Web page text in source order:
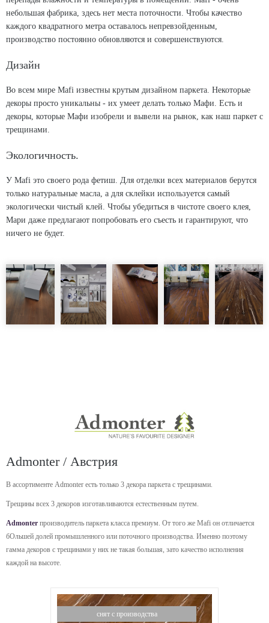
небольшая фабрика, здесь нет места поточности. Чтобы качество
каждого квадратного метра оставалось непревзойденным,
производство постоянно обновляются и совершенствуются.
Дизайн
Во всем мире Mafi известны крутым дизайном паркета. Некоторые
декоры просто уникальны - их умеет делать только Мафи. Есть и
декоры, которые Мафи изобрели и вывели на рынок, как наш паркет с
трещинами.
Экологичность.
У Mafi это своего рода фетиш. Для отделки всех материалов берутся
только натуральные масла, а для склейки используется самый
экологически чистый клей. Чтобы убедиться в чистоте своего клея,
Мари даже предлагают попробовать его съесть и гарантируют, что
ничего не будет.
Admonter / Австрия
В ассортименте Admonter есть только 3 декора паркета с трещинами.
Трещины всех 3 декоров изготавливаются естественным путем.
Admonter производитель паркета класса премиум. От того же Mafi он отличается
бОльшей долей промышленного или поточного производства. Именно поэтому
гамма декоров с трещинами у них не такая большая, зато качество исполнения
каждой на высоте.
снят с производства